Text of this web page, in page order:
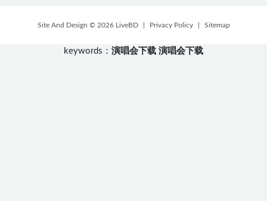
Site And Design © 2026 LiveBD Privacy Policy Sitemap
keywords： 演唱会下载 演唱会下载